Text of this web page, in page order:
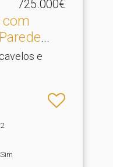
725.000€
e
2
Sim